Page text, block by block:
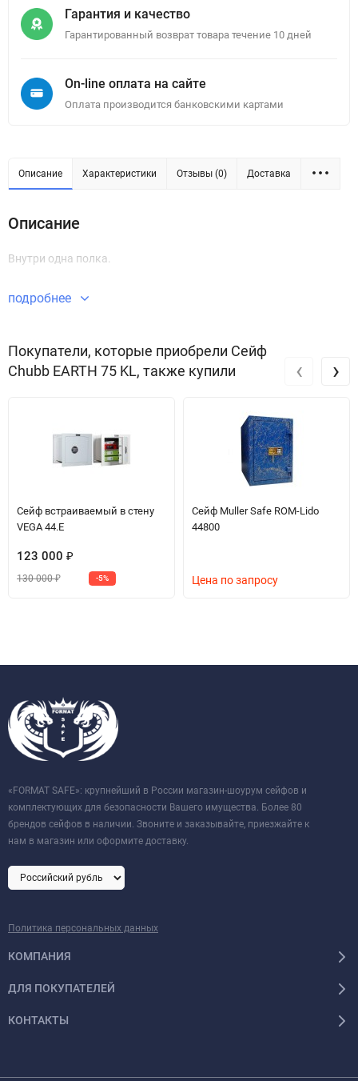
Гарантия и качество
Гарантированный возврат товара течение 10 дней
On-line оплата на сайте
Оплата производится банковскими картами
Описание Характеристики Отзывы (0) Доставка
Описание
Внутри одна полка.
подробнее
Покупатели, которые приобрели Сейф
Chubb EARTH 75 KL, также купили
Сейф встраиваемый в стену
VEGA 44.E
123 000 ₽
130 000₽ -5%
Сейф Muller Safe ROM-Lido
44800
Цена по запросу
‹ ›
«FORMAT SAFE»: крупнейший в России магазин-шоурум сейфов и
комплектующих для безопасности Вашего имущества. Более 80
брендов сейфов в наличии. Звоните и заказывайте, приезжайте к
нам в магазин или оформите доставку.
Политика персональных данных
КОМПАНИЯ
ДЛЯ ПОКУПАТЕЛЕЙ
КОНТАКТЫ